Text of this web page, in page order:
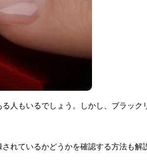
人もいるでしょう。しかし、ブラック
れているかどうかを確認する方法も解